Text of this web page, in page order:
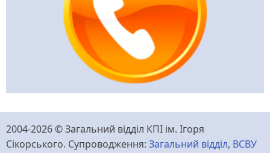
2004-2026 © Загальний відділ КПІ ім. Ігоря
Сікорського. Супроводження: Загальний відділ, ВСВУ